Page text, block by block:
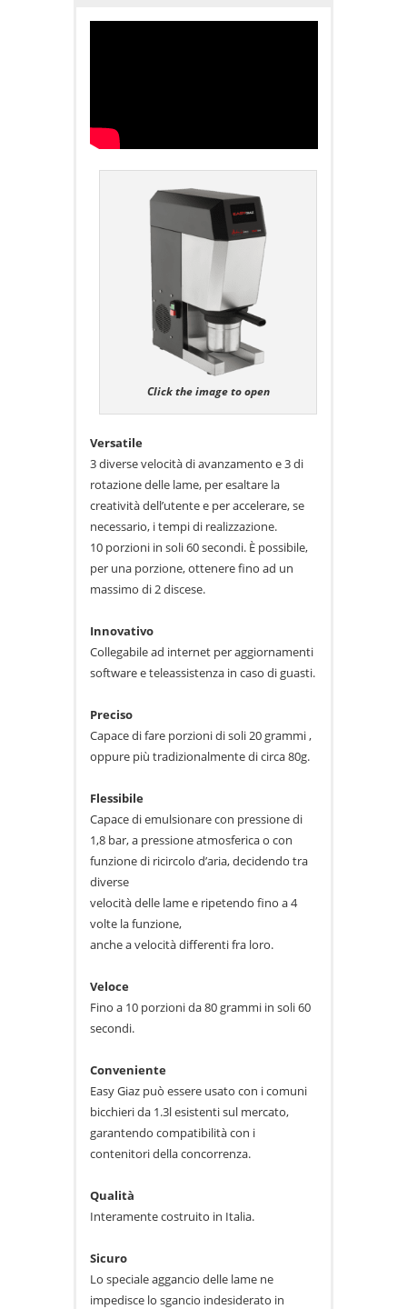
Click the image to open
Versatile
3 diverse velocità di avanzamento e 3 di
rotazione delle lame, per esaltare la
creatività dell’utente e per accelerare, se
necessario, i tempi di realizzazione.
10 porzioni in soli 60 secondi. È possibile,
per una porzione, ottenere fino ad un
massimo di 2 discese.
Innovativo
Collegabile ad internet per aggiornamenti
software e teleassistenza in caso di guasti.
Preciso
Capace di fare porzioni di soli 20 grammi ,
oppure più tradizionalmente di circa 80g.
Flessibile
Capace di emulsionare con pressione di
1,8 bar, a pressione atmosferica o con
funzione di ricircolo d’aria, decidendo tra
diverse
velocità delle lame e ripetendo fino a 4
volte la funzione,
anche a velocità differenti fra loro.
Veloce
Fino a 10 porzioni da 80 grammi in soli 60
secondi.
Conveniente
Easy Giaz può essere usato con i comuni
bicchieri da 1.3l esistenti sul mercato,
garantendo compatibilità con i
contenitori della concorrenza.
Qualità
Interamente costruito in Italia.
Sicuro
Lo speciale aggancio delle lame ne
impedisce lo sgancio indesiderato in